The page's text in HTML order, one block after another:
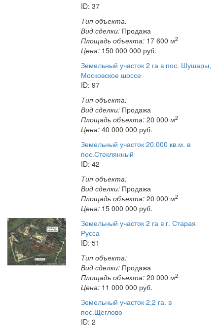
ID: 37
Тип объекта:
Вид сделки: Продажа
Площадь объекта: 17 600 м2
Цена: 150 000 000 руб.
Земельный участок 2 га в пос. Шушары,
Московское шоссе
ID: 97
Тип объекта:
Вид сделки: Продажа
Площадь объекта: 20 000 м2
Цена:40 000 000 руб.
Земельный участок 20.000 кв.м. в
пос.Стеклянный
ID: 42
Тип объекта:
Вид сделки: Продажа
Площадь объекта: 20 000 м2
Цена: 15 000 000 руб.
Земельный участок 2 га в г. Старая
Русса
ID: 51
Тип объекта:
Вид сделки: Продажа
Площадь объекта: 20 000 м2
Цена: 11 000 000 руб.
Земельный участок 2,2 га. в
пос.Щеглово
ID: 2